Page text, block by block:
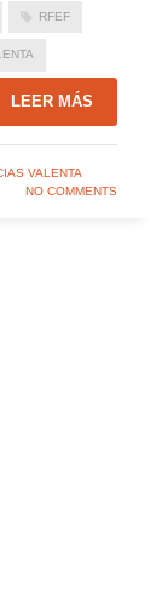
RFEF
LEER MÁS
VALENTA
NO COMMENTS